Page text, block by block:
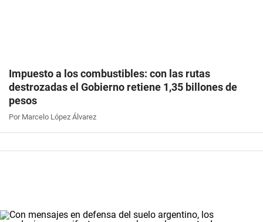
Impuesto a los combustibles: con las rutas
destrozadas el Gobierno retiene 1,35 billones de
pesos
Por Marcelo López Álvarez